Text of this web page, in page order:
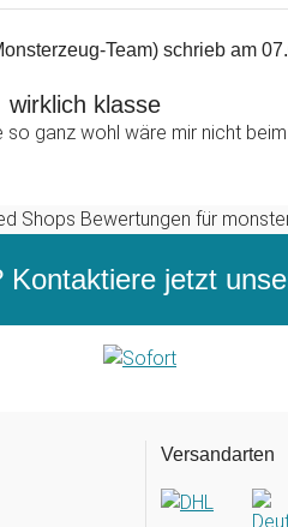
Team) schrieb am
wirklich klasse
so ganz wohl wäre mir nicht
Kontaktiere jetzt
Versandarten